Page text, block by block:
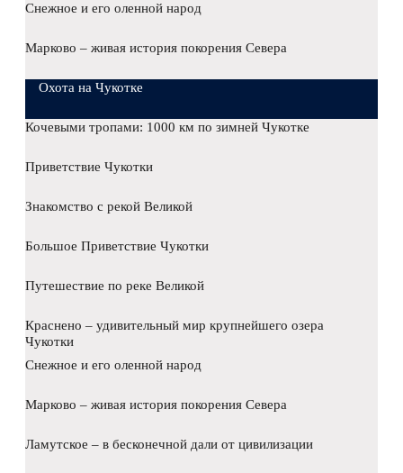
Снежное и его оленной народ
Марково – живая история покорения Севера
Охота на Чукотке
Кочевыми тропами: 1000 км по зимней Чукотке
Приветствие Чукотки
Знакомство с рекой Великой
Большое Приветствие Чукотки
Путешествие по реке Великой
Краснено – удивительный мир крупнейшего озера
Чукотки
Снежное и его оленной народ
Марково – живая история покорения Севера
Ламутское – в бесконечной дали от цивилизации